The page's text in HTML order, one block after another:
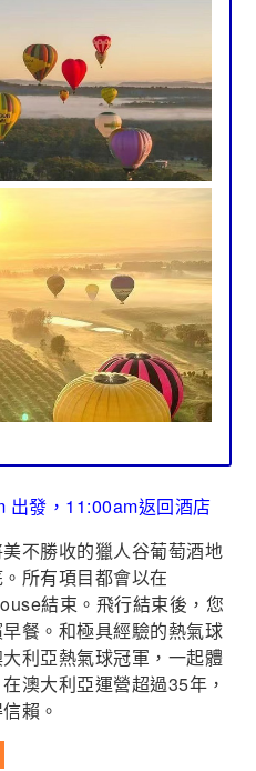
出發，11:00am返回酒店
不勝收的獵人谷葡萄酒地
所有項目都會以在
結束。飛行結束後，您
餐。和極具經驗的熱氣球
利亞熱氣球冠軍，一起體
澳大利亞運營超過35年，
賴。